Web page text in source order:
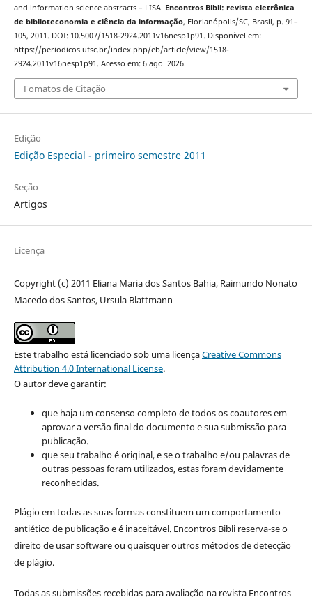
and information science abstracts – LISA. Encontros Bibli: revista eletrônica
de biblioteconomia e ciência da informação, Florianópolis/SC, Brasil, p. 91–
105, 2011. DOI: 10.5007/1518-2924.2011v16nesp1p91. Disponível em:
https://periodicos.ufsc.br/index.php/eb/article/view/1518-
2924.2011v16nesp1p91. Acesso em: 6 ago. 2026.
Fomatos de Citação
Edição
Edição Especial - primeiro semestre 2011
Seção
Artigos
Licença
Copyright (c) 2011 Eliana Maria dos Santos Bahia, Raimundo Nonato
Macedo dos Santos, Ursula Blattmann
Este trabalho está licenciado sob uma licençaCreative Commons
Attribution 4.0 International License.
O autor deve garantir:
que haja um consenso completo de todos os coautores em
aprovar a versão final do documento e sua submissão para
publicação.
que seu trabalho é original, e se o trabalho e/ou palavras de
outras pessoas foram utilizados, estas foram devidamente
reconhecidas.
Plágio em todas as suas formas constituem um comportamento
antiético de publicação e é inaceitável. Encontros Bibli reserva-se o
direito de usar software ou quaisquer outros métodos de detecção
de plágio.
Todas as submissões recebidas para avaliação na revista Encontros